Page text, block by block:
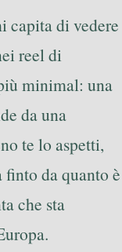
capita di vedere
reel di
minimal: una
da una
te lo aspetti,
finto da quanto è
che sta